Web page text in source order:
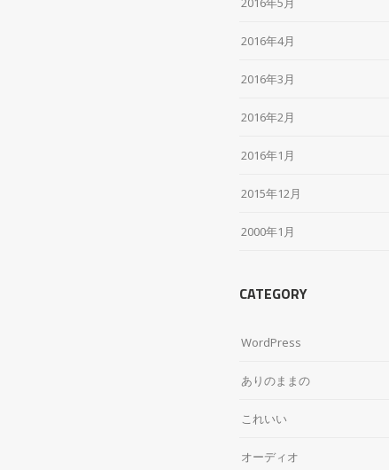
2016年4月
2016年3月
2016年2月
2016年1月
2015年12月
2000年1月
CATEGORY
WordPress
ありのままの
これいい
オーディオ